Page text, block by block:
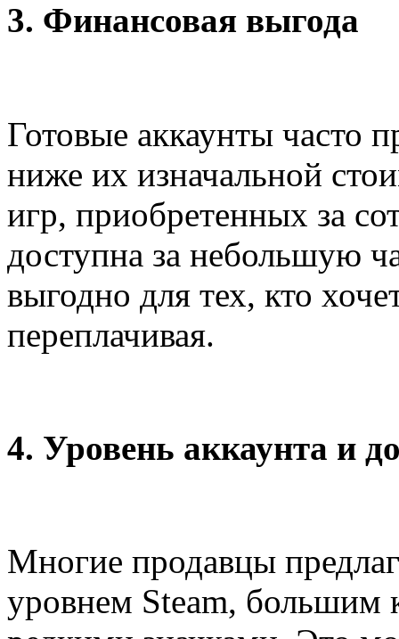
3. Финансовая выгода
Готовые аккаунты часто
ниже их изначальной
игр, приобретенных за
доступна за небольшую
выгодно для тех, кто
переплачивая.
4. Уровень аккаунта и
Многие продавцы
уровнем Steam, большим